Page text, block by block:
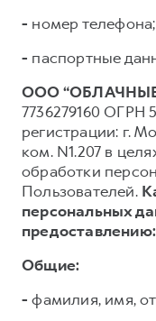
- номер телефона;
- паспортные
ООО
7736279160 ОГРН
регистрации: г.
ком. N1.207 в
обработки
Пользователей.
персональных
предоставлению:
Общие:
- фамилия, имя,